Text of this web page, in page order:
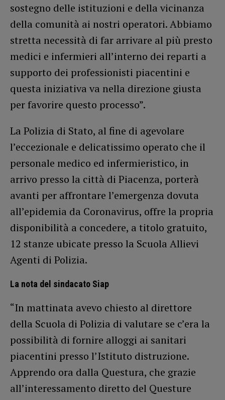
sostegno delle istituzioni e della vicinanza
della comunità ai nostri operatori. Abbiamo
stretta necessità di far arrivare al più presto
medici e infermieri all’interno dei reparti a
supporto dei professionisti piacentini e
questa iniziativa va nella direzione giusta
per favorire questo processo”.
La Polizia di Stato, al fine di agevolare
l’eccezionale e delicatissimo operato che il
personale medico ed infermieristico, in
arrivo presso la città di Piacenza, porterà
avanti per affrontare l’emergenza dovuta
all’epidemia da Coronavirus, offre la propria
disponibilità a concedere, a titolo gratuito,
12 stanze ubicate presso la Scuola Allievi
Agenti di Polizia.
La nota del sindacato Siap
“In mattinata avevo chiesto al direttore
della Scuola di Polizia di valutare se c’era la
possibilità di fornire alloggi ai sanitari
piacentini presso l’Istituto distruzione.
Apprendo ora dalla Questura, che grazie
all’interessamento diretto del Questure